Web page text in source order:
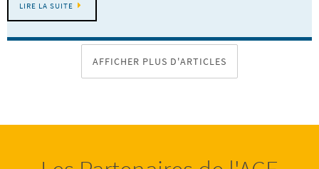
LIRE LA SUITE
AFFICHER PLUS D'ARTICLES